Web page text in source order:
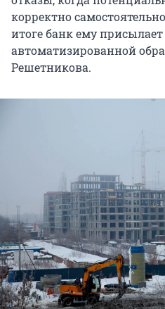
корректно
итоге банк ему
автоматизированной
Решетникова.